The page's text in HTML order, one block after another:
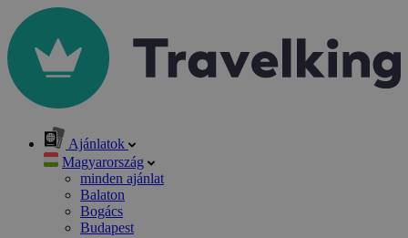
Ajánlatok
Magyarország
minden ajánlat
Balaton
Bogács
Budapest